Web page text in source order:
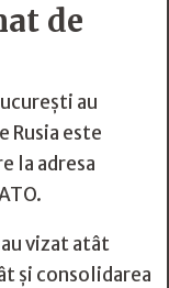
de
au
Rusia este
la adresa
vizat atât
și consolidarea